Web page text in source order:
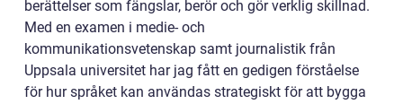
berättelser som fängslar, berör och gör verklig skillnad.
Med en examen i medie- och
kommunikationsvetenskap samt journalistik från
Uppsala universitet har jag fått en gedigen förståelse
för hur språket kan användas strategiskt för att bygga